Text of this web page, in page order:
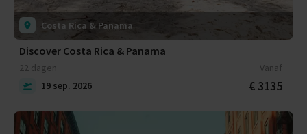
Costa Rica & Panama
Discover Costa Rica & Panama
22 dagen
Vanaf
19 sep. 2026
€ 3135